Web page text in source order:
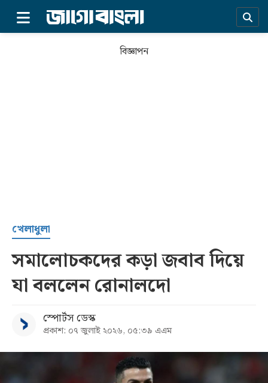
সর্বশেষ
বিভাগ
বিজ্ঞাপন
খেলাধুলা
সমালোচকদের কড়া জবাব দিয়ে
যা বললেন রোনালদো
স্পোর্টস ডেস্ক
প্রকাশ: ০৭ জুলাই ২০২৬, ০৫:৩৯ এএম